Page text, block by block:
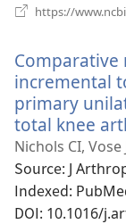
https://
incremental
primary
total knee
Nichols CI, Vose
Source‎: J
Indexed‎:
DOI‎: 10.1016/